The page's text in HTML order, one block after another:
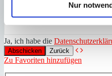
Nur
Ja, ich habe die
Zurück
Zu Favoriten hinzufügen